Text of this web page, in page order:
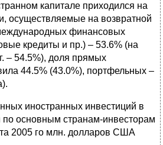
капитале приходился на
осуществляемые на возвратной
финансовых
кредиты и пр.) – 53.6% (на
– 54.5%), доля прямых
44.5% (43.0%), портфельных –
иностранных инвестиций в
по основным странам-инвесторам
2005 го млн. долларов США